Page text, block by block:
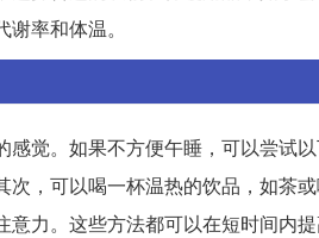
率和体温。
觉。如果不方便午睡，可以尝试
，可以喝一杯温热的饮品，如茶
力。这些方法都可以在短时间内提